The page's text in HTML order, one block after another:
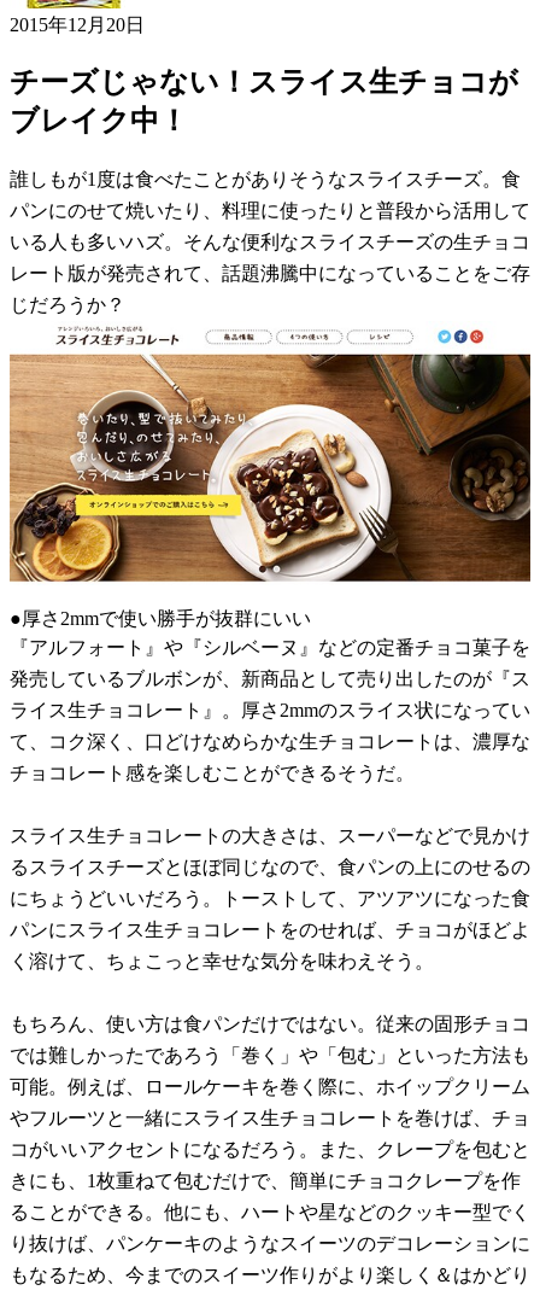
2015年12月20日
チーズじゃない！スライス生チョコが
ブレイク中！
誰しもが1度は食べたことがありそうなスライスチーズ。食
パンにのせて焼いたり、料理に使ったりと普段から活用して
いる人も多いハズ。そんな便利なスライスチーズの生チョコ
レート版が発売されて、話題沸騰中になっていることをご存
じだろうか？
●厚さ2mmで使い勝手が抜群にいい
『アルフォート』や『シルベーヌ』などの定番チョコ菓子を
発売しているブルボンが、新商品として売り出したのが『ス
ライス生チョコレート』。厚さ2mmのスライス状になってい
て、コク深く、口どけなめらかな生チョコレートは、濃厚な
チョコレート感を楽しむことができるそうだ。
スライス生チョコレートの大きさは、スーパーなどで見かけ
るスライスチーズとほぼ同じなので、食パンの上にのせるの
にちょうどいいだろう。トーストして、アツアツになった食
パンにスライス生チョコレートをのせれば、チョコがほどよ
く溶けて、ちょこっと幸せな気分を味わえそう。
もちろん、使い方は食パンだけではない。従来の固形チョコ
では難しかったであろう「巻く」や「包む」といった方法も
可能。例えば、ロールケーキを巻く際に、ホイップクリーム
やフルーツと一緒にスライス生チョコレートを巻けば、チョ
コがいいアクセントになるだろう。また、クレープを包むと
きにも、1枚重ねて包むだけで、簡単にチョコクレープを作
ることができる。他にも、ハートや星などのクッキー型でく
り抜けば、パンケーキのようなスイーツのデコレーションに
もなるため、今までのスイーツ作りがより楽しく＆はかどり